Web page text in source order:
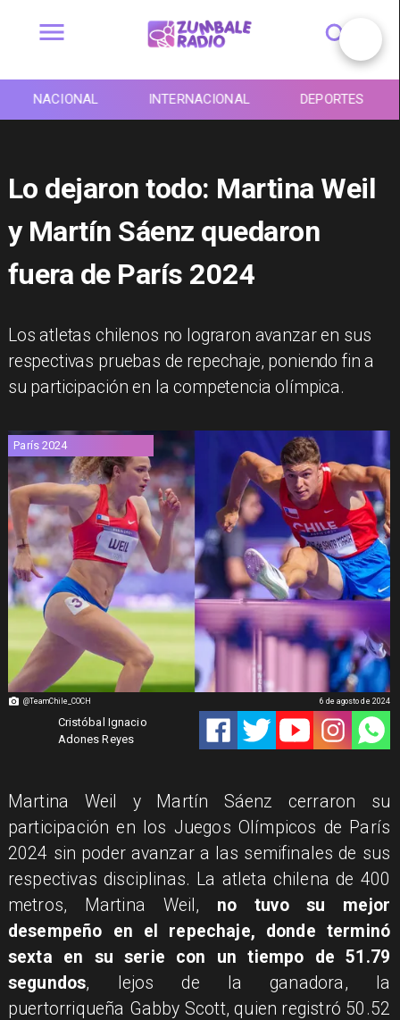
NACIONAL INTERNACIONAL DEPORTES
Lo dejaron todo: Martina Weil
y Martín Sáenz quedaron
fuera de París 2024
Los atletas chilenos no lograron avanzar en sus
respectivas pruebas de repechaje, poniendo fin a
su participación en la competencia olímpica.
@TeamChile_COCH
París 2024
Cristóbal Ignacio
Adones Reyes
6 de agosto de 2024
Martina Weil y Martín Sáenz cerraron su
participación en los Juegos Olímpicos de París
2024 sin poder avanzar a las semifinales de sus
respectivas disciplinas. La atleta chilena de 400
metros, Martina Weil, no tuvo su mejor
desempeño en el repechaje, donde terminó
sexta en su serie con un tiempo de 51.79
segundos, lejos de la ganadora, la
puertorriqueña Gabby Scott, quien registró 50.52